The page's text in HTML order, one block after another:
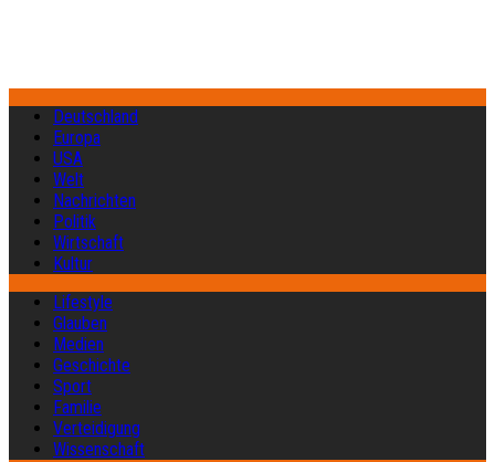
Deutschland
Europa
USA
Welt
Nachrichten
Politik
Wirtschaft
Kultur
Lifestyle
Glauben
Medien
Geschichte
Sport
Familie
Verteidigung
Wissenschaft